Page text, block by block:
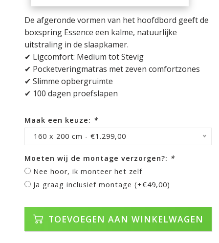
De afgeronde vormen van het hoofdbord geeft de
boxspring Essence een kalme, natuurlijke
uitstraling in de slaapkamer.
✔ Ligcomfort: Medium tot Stevig
✔ Pocketveringmatras met zeven comfortzones
✔ Slimme opbergruimte
✔ 100 dagen proefslapen
Maak een keuze: *
160 x 200 cm - €1.299,00
Moeten wij de montage verzorgen?: *
Nee hoor, ik monteer het zelf
Ja graag inclusief montage (+€49,00)
TOEVOEGEN AAN WINKELWAGEN